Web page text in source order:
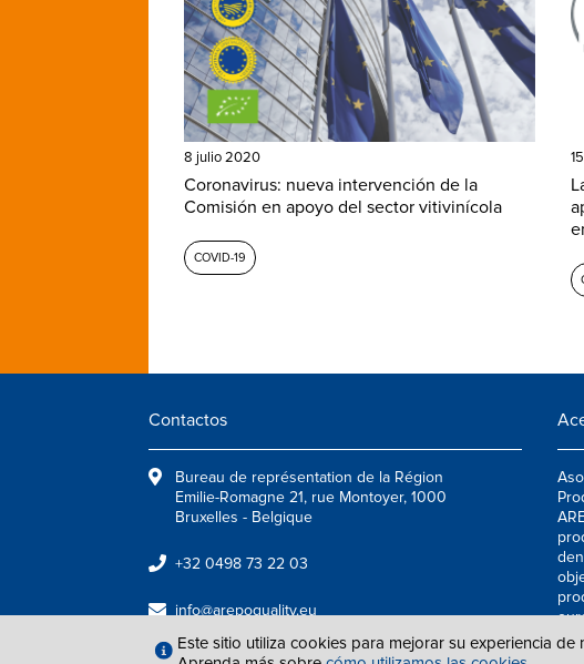
8 julio 2020
Coronavirus: nueva intervención de la
Comisión en apoyo del sector vitivinícola
COVID-19
Contactos
Bureau de représentation de la Région
Emilie-Romagne 21, rue Montoyer, 1000
Bruxelles - Belgique
+32 0498 73 22 03
info@arepoquality.eu
Este sitio utiliza cookies para mejorar su experiencia de